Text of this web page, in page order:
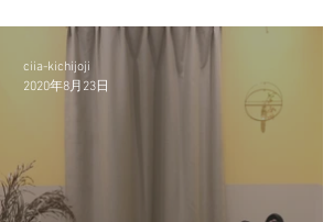
ciia-kichijoji
2020年8月23日